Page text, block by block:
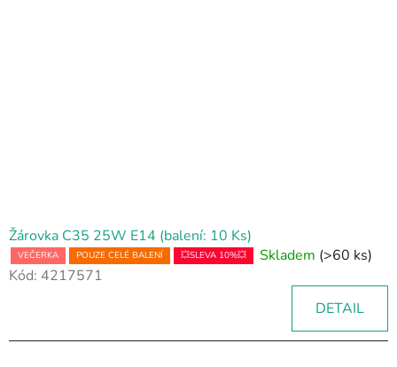
Žárovka C35 25W E14 (balení: 10 Ks)
VEČERKA POUZE CELÉ BALENÍ 💥SLEVA 10%💥 Skladem (>60 ks)
Kód: 4217571
DETAIL